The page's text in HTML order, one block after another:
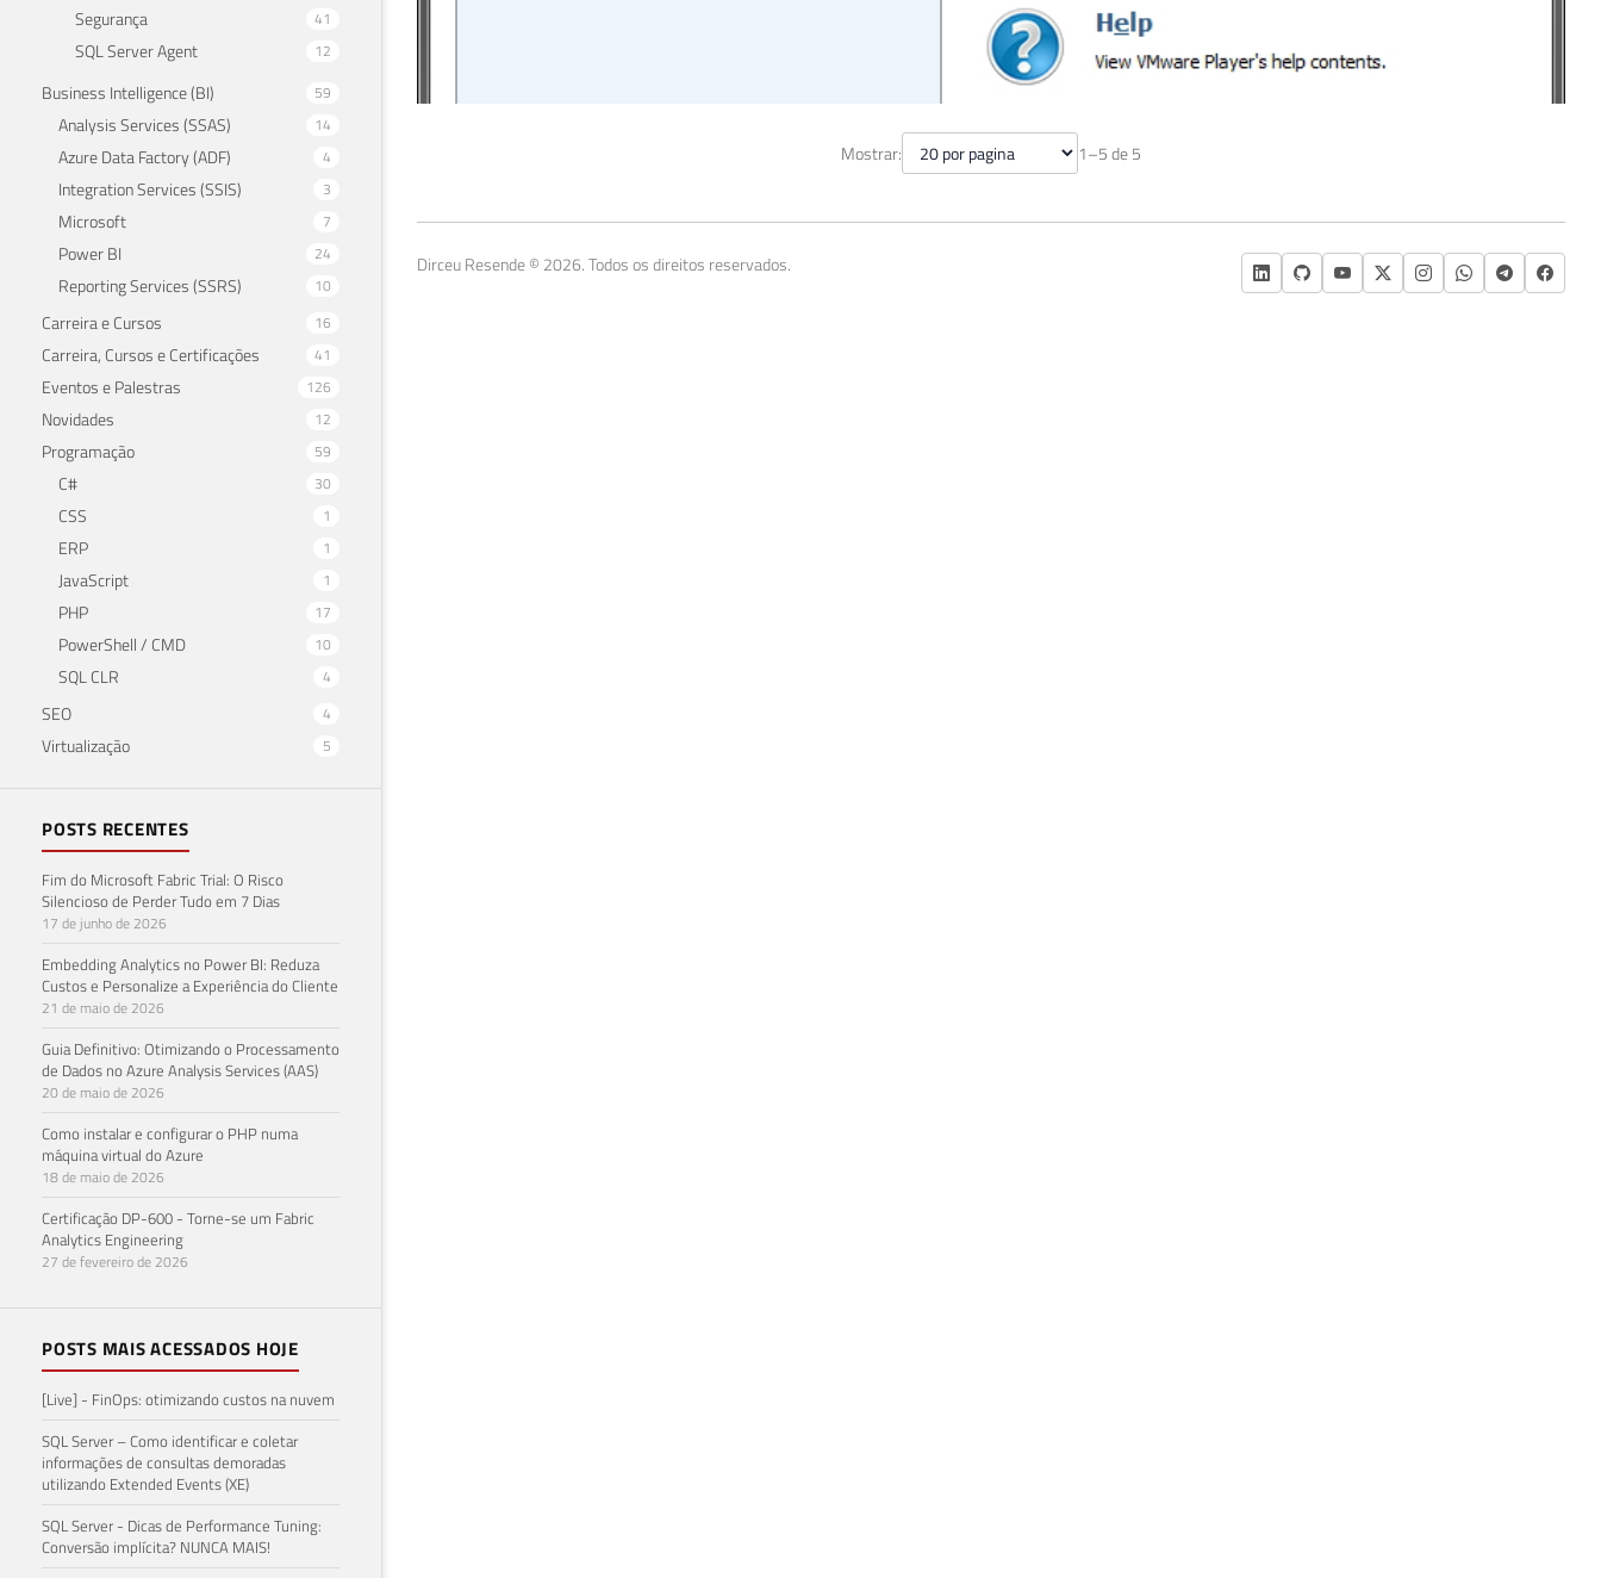
Segurança 41
SQL Server Agent 12
Business Intelligence (BI) 59
Analysis Services (SSAS) 14
Azure Data Factory (ADF) 4
Integration Services (SSIS) 3
Microsoft 7
Power BI 24
Reporting Services (SSRS) 10
Carreira e Cursos 16
Carreira, Cursos e Certificações 41
Eventos e Palestras 126
Novidades 12
Programação 59
C# 30
CSS 1
ERP 1
JavaScript 1
PHP 17
PowerShell / CMD 10
SQL CLR 4
SEO 4
Virtualização 5
POSTS RECENTES
Fim do Microsoft Fabric Trial: O Risco
Silencioso de Perder Tudo em 7 Dias
17 de junho de 2026
Embedding Analytics no Power BI: Reduza
Custos e Personalize a Experiência do Cliente
21 de maio de 2026
Guia Definitivo: Otimizando o Processamento
de Dados no Azure Analysis Services (AAS)
20 de maio de 2026
Como instalar e configurar o PHP numa
máquina virtual do Azure
18 de maio de 2026
Certificação DP-600 - Torne-se um Fabric
Analytics Engineering
27 de fevereiro de 2026
POSTS MAIS ACESSADOS HOJE
[Live] - FinOps: otimizando custos na nuvem
SQL Server – Como identificar e coletar
informações de consultas demoradas
utilizando Extended Events (XE)
SQL Server - Dicas de Performance Tuning:
Conversão implícita? NUNCA MAIS!
Criando uma máquina virtual com o VMware Player
Mostrar: 1–5 de 5
Dirceu Resende © 2026. Todos os direitos reservados.